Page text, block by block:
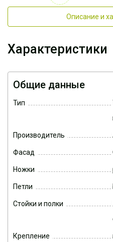
Услуги дизайна и
проектирования
Описание и
Характеристики
Общие данные
Тип
Производитель
Фасад
Ножки
Петли
Стойки и полки
Крепление